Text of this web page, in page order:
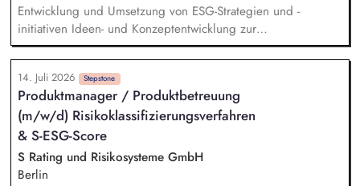
Entwicklung und Umsetzung von ESG-Strategien und -
initiativen Ideen- und Konzeptentwicklung zur
Dekarbonisierung der Gewerbeparks Budgetierung konkreter
Nachhaltigkeitsmaßnahmen und Bewertung des CRREM-
Pfades Machbarkeitsstudien und technische Vorprüfung für
PV-, LED- und Heizungsprojekte Unterstützung bei der
Gebäudezertifizierung nach gängigen
Nachhaltigkeitsstandards Erstellung von Reports und
Präsentationen für interne und externe Stakeholder
14. Juli 2026 Stepstone
Produktmanager / Produktbetreuung
(m/w/d) Risikoklassifizierungsverfahren
& S-ESG-Score
S Rating und Risikosysteme GmbH
Berlin